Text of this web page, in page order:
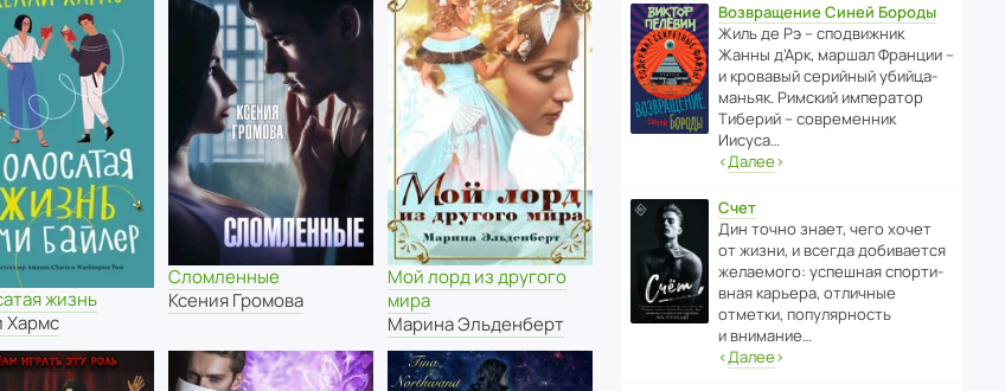
жизнь
Хармс
Сломленные
Ксения Громова
Мой лорд из другого
мира
Марина Эльденберт
Возвращение Синей Бороды
Жиль де Рэ – спод­ви­жник
Жанны д’Арк, маршал Франции –
и кровавый серийный убийца-
маньяк. Римский импе­ратор
Тиберий – совре­менник
Иисуса…
‹Далее›
Счет
Дин точно знает, чего хочет
от жизни, и всегда доби­ва­ется
жела­е­мого: успе­шная спор­ти­
вная карьера, отли­чные
отметки, попу­ля­р­ность
и внимание…
‹Далее›